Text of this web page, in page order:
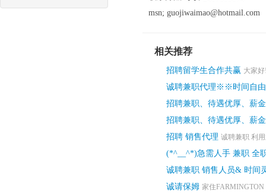
msn; guojiwaimao@hotmail.com
相关推荐
招聘留学生合作共赢 大家
诚聘兼职代理※※时间
招聘兼职、待遇优厚、薪
招聘兼职、待遇优厚、薪
招聘 销售代理 诚聘兼职 利
(*^__^*)急需人手 兼职 全
诚聘兼职 销售人员& 时间
诚请保姆 家住FARMINGTON